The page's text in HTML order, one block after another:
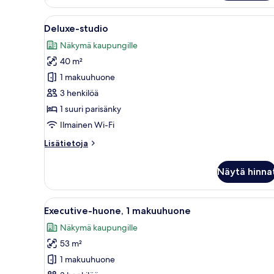
Executive
Apartment
Avaa
kaikki
huonetyypin
Deluxe-
studio
kuvat
Moderni hotellihuone, jossa
4
Deluxe-studio
Näkymä kaupungille
40 m²
1 makuuhuone
3 henkilöä
1 suuri parisänky
Ilmainen Wi-Fi
Lisätietoja
Lisätietoja
Näytä
Avaa
kaikki
huonetyypin
Executive-
huone,
Moderni hotellihuone, jossa
6
Executive-huone, 1 makuuhuone
Näkymä kaupungille
53 m²
1 makuuhuone